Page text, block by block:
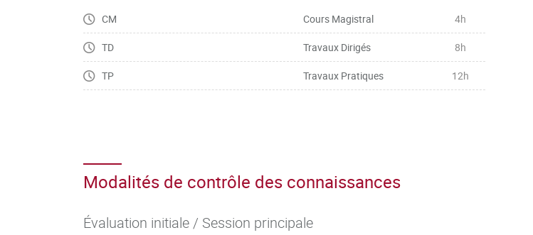
CM Cours Magistral 4h
TD Travaux Dirigés 8h
TP Travaux Pratiques 12h
Modalités de contrôle des connaissances
Évaluation initiale / Session principale